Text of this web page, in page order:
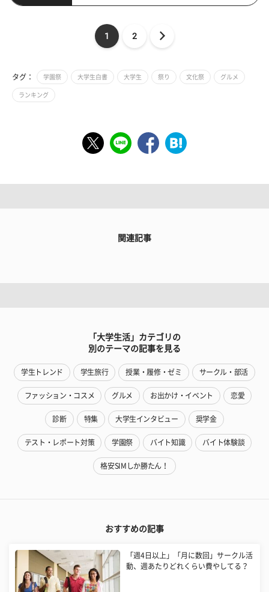
1 2
タグ： 学園祭 大学生白書 大学生 祭り 文化祭 グルメ
ランキング
関連記事
「大学生活」カテゴリの
別のテーマの記事を見る
学生トレンド 学生旅行 授業・履修・ゼミ サークル・部活
ファッション・コスメ グルメ お出かけ・イベント 恋愛
診断 特集 大学生インタビュー 奨学金
テスト・レポート対策 学園祭 バイト知識 バイト体験談
格安SIMしか勝たん！
おすすめの記事
「週4日以上」「月に数回」サークル活
動、週あたりどれくらい費やしてる？